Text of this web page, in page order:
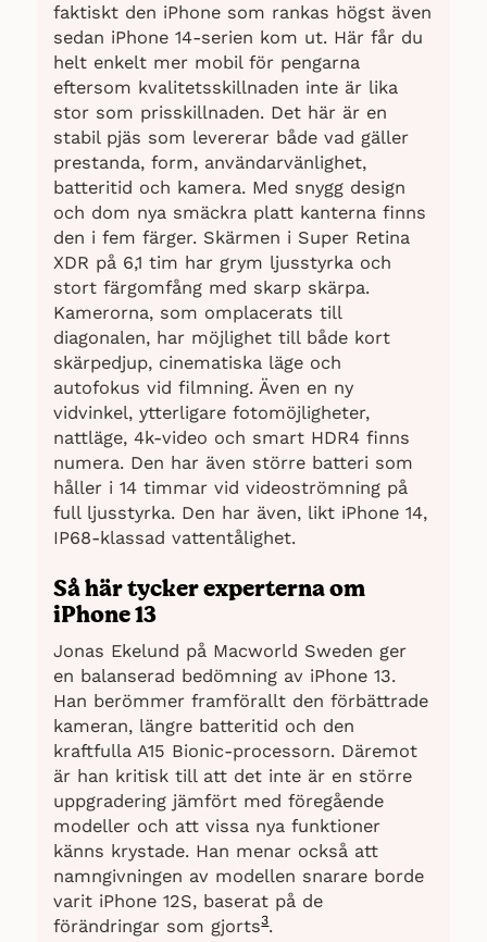
faktiskt den iPhone som rankas högst även
sedan iPhone 14-serien kom ut. Här får du
helt enkelt mer mobil för pengarna
eftersom kvalitetsskillnaden inte är lika
stor som prisskillnaden. Det här är en
stabil pjäs som levererar både vad gäller
prestanda, form, användarvänlighet,
batteritid och kamera. Med snygg design
och dom nya smäckra platt kanterna finns
den i fem färger. Skärmen i Super Retina
XDR på 6,1 tim har grym ljusstyrka och
stort färgomfång med skarp skärpa.
Kamerorna, som omplacerats till
diagonalen, har möjlighet till både kort
skärpedjup, cinematiska läge och
autofokus vid filmning. Även en ny
vidvinkel, ytterligare fotomöjligheter,
nattläge, 4k-video och smart HDR4 finns
numera. Den har även större batteri som
håller i 14 timmar vid videoströmning på
full ljusstyrka. Den har även, likt iPhone 14,
IP68-klassad vattentålighet.
Så här tycker experterna om
iPhone 13
Jonas Ekelund på Macworld Sweden ger
en balanserad bedömning av iPhone 13.
Han berömmer framförallt den förbättrade
kameran, längre batteritid och den
kraftfulla A15 Bionic-processorn. Däremot
är han kritisk till att det inte är en större
uppgradering jämfört med föregående
modeller och att vissa nya funktioner
känns krystade. Han menar också att
namngivningen av modellen snarare borde
varit iPhone 12S, baserat på de
förändringar som gjorts3.